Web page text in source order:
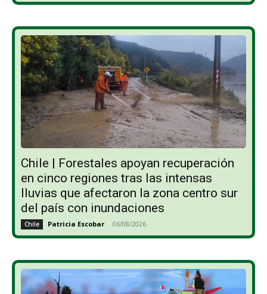
Chile | Forestales apoyan recuperación
en cinco regiones tras las intensas
lluvias que afectaron la zona centro sur
del país con inundaciones
Chile Patricia Escobar - 06/08/2026